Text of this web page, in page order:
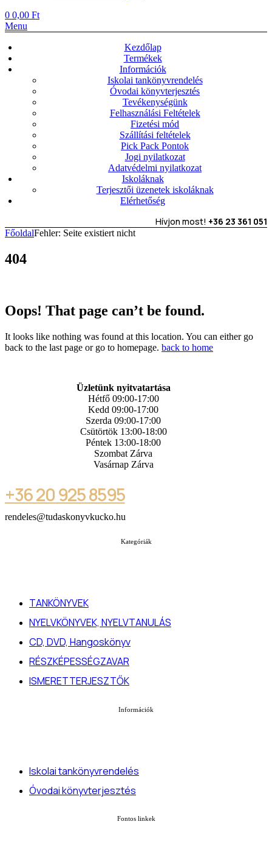
0 0,00 Ft
Menu
Kezdőlap
Termékek
Információk
Iskolai tankönyvrendelés
Óvodai könyvterjesztés
Tevékenységünk
Felhasználási Feltételek
Fizetési mód
Szállítási feltételek
Pick Pack Pontok
Jogi nyilatkozat
Adatvédelmi nyilatkozat
Iskoláknak
Terjesztői üzenetek iskoláknak
Elérhetőség
Hívjon most! +36 23 361 051
FőoldalFehler: Seite existiert nicht
404
Oops! That page can’t be found.
It looks like nothing was found at this location. You can either go
back to the last page or go to homepage. back to home
Üzletünk nyitvatartása
Hétfő 09:00-17:00
Kedd 09:00-17:00
Szerda 09:00-17:00
Csütörtök 13:00-18:00
Péntek 13:00-18:00
Szombat Zárva
Vasárnap Zárva
+36 20 925 8595
rendeles@tudaskonyvkucko.hu
Kategóriák
TANKÖNYVEK
NYELVKÖNYVEK, NYELVTANULÁS
CD, DVD, Hangoskönyv
RÉSZKÉPESSÉGZAVAR
ISMERETTERJESZTŐK
Információk
Iskolai tankönyvrendelés
Óvodai könyvterjesztés
Fontos linkek